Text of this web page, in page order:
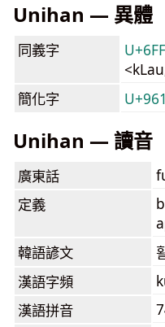
Unihan — 異體
同義字
簡化字
Unihan — 讀音
廣東話
定義
韓語諺文
漢語字頻
漢語拼音